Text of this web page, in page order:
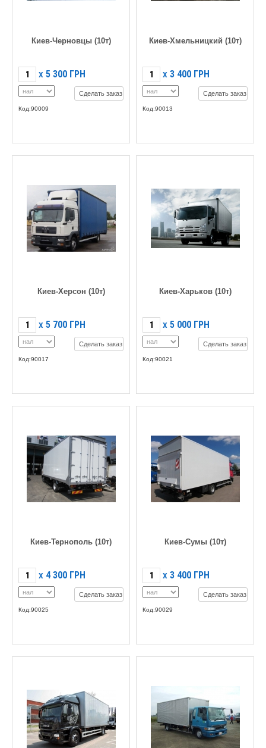
Киев-Черновцы (10т)
X 5 300 ГРН
Сделать заказ
Код:90009
Киев-Хмельницкий (10т)
X 3 400 ГРН
Сделать заказ
Код:90013
Киев-Херсон (10т)
X 5 700 ГРН
Сделать заказ
Код:90017
Киев-Харьков (10т)
X 5 000 ГРН
Сделать заказ
Код:90021
Киев-Тернополь (10т)
X 4 300 ГРН
Сделать заказ
Код:90025
Киев-Сумы (10т)
X 3 400 ГРН
Сделать заказ
Код:90029